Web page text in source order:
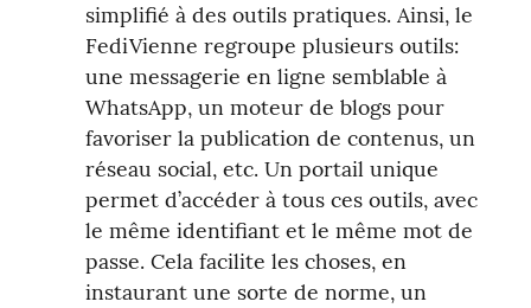
simplifié à des outils pratiques. Ainsi, le
FediVienne regroupe plusieurs outils:
une messagerie en ligne semblable à
WhatsApp, un moteur de blogs pour
favoriser la publication de contenus, un
réseau social, etc. Un portail unique
permet d’accéder à tous ces outils, avec
le même identifiant et le même mot de
passe. Cela facilite les choses, en
instaurant une sorte de norme, un